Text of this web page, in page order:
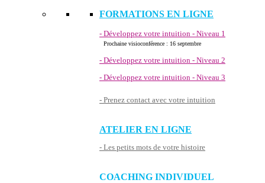
FORMATIONS EN LIGNE
- Développez votre intuition - Niveau 1
Prochaine visioconférence : 16 septembre
- Développez votre intuition - Niveau 2
- Développez votre intuition - Niveau 3
- Prenez contact avec votre intuition
ATELIER EN LIGNE
- Les petits mots de votre histoire
COACHING INDIVIDUEL